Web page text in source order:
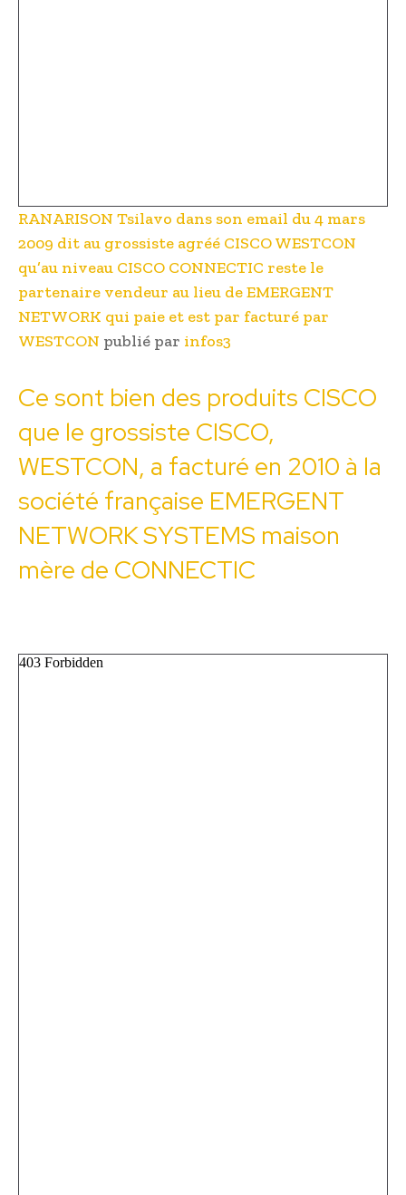
RANARISON Tsilavo dans son email du 4 mars
2009 dit au grossiste agréé CISCO WESTCON
qu’au niveau CISCO CONNECTIC reste le
partenaire vendeur au lieu de EMERGENT
NETWORK qui paie et est par facturé par
WESTCON publié par infos3
Ce sont bien des produits CISCO
que le grossiste CISCO,
WESTCON, a facturé en 2010 à la
société française EMERGENT
NETWORK SYSTEMS maison
mère de CONNECTIC